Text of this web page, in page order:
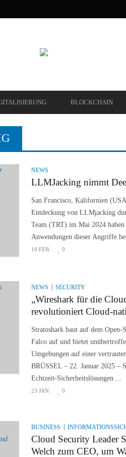
BLOCKCHAIN
NEWS
LLMJacking nimmt
San Francisco, Kalifornien
Entdeckung von LLMjacking
Team (TRT) im Mai 2024
Anwendungen dieser Angriffe
10 FEB. 0
NEWS SECURITY
„Wireshark für die
revolutioniert Cloud-
Stratoshark baut auf dem Open-
Falco auf und bietet
Umgebungen auf einer
BRÜSSEL – 22. Januar 2025 –
Echtzeit-Sicherheitslösungen ...
23 JAN. 0
BUSINESS
Cloud Security Leader
Welch zum CEO, um